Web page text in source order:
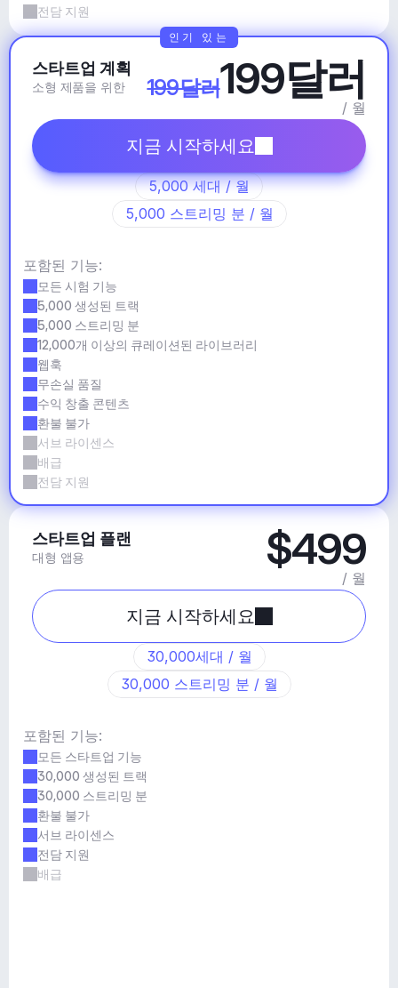
전담 지원
스타트업 계획
소형 제품을 위한 199달러199달러
/ 월
지금 시작하세요
5,000 세대 / 월
5,000 스트리밍 분 / 월
포함된 기능:
모든 시험 기능
5,000 생성된 트랙
5,000 스트리밍 분
12,000개 이상의 큐레이션된 라이브러리
웹훅
무손실 품질
수익 창출 콘텐츠
환불 불가
서브 라이센스
배급
전담 지원
인기 있는
스타트업 플랜
대형 앱용 $499
/ 월
지금 시작하세요
30,000세대 / 월
30,000 스트리밍 분 / 월
포함된 기능:
모든 스타트업 기능
30,000 생성된 트랙
30,000 스트리밍 분
환불 불가
서브 라이센스
전담 지원
배급